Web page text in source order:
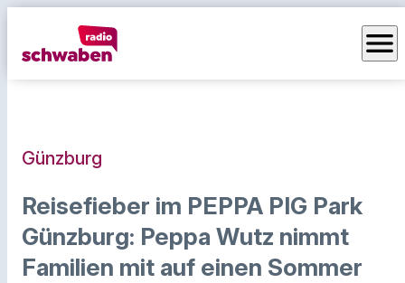
menu
Günzburg
Reisefieber im PEPPA PIG Park
Günzburg: Peppa Wutz nimmt
Familien mit auf einen Sommer